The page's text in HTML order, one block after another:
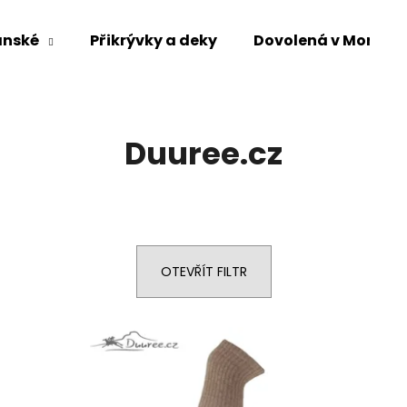
Přikrývky a deky Dovolená v
Duuree.cz
OTEVŘÍT FILTR
HLEDAT
Doporučujeme